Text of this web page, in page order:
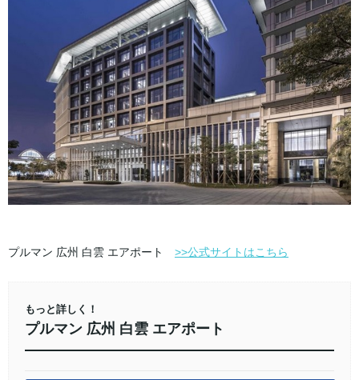
プルマン 広州 白雲 エアポート >>公式サイトはこちら
もっと詳しく！
プルマン 広州 白雲 エアポート